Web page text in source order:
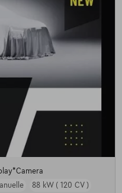
88 kW ( 120 CV )